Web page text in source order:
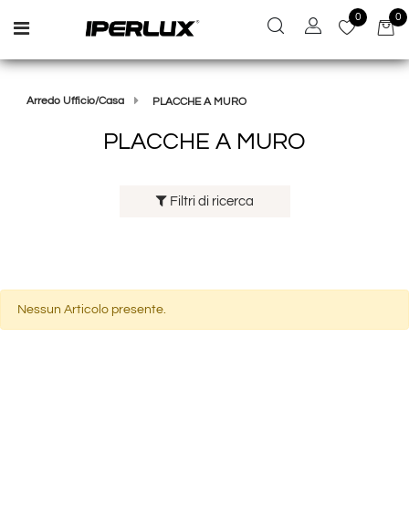
Open menu
0 0
Arredo Ufficio/Casa PLACCHE A MURO
PLACCHE A MURO
Filtri di ricerca
Nessun Articolo presente.